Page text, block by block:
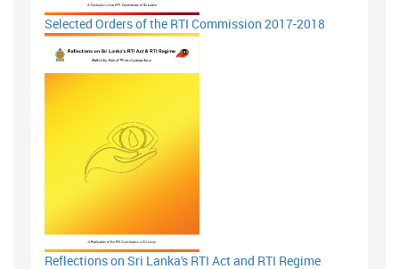
Selected Orders of the RTI Commission 2017-2018
Reflections on Sri Lanka's RTI Act and RTI Regime